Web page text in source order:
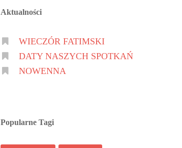
Aktualności
WIECZÓR FATIMSKI
DATY NASZYCH SPOTKAŃ
NOWENNA
Popularne Tagi